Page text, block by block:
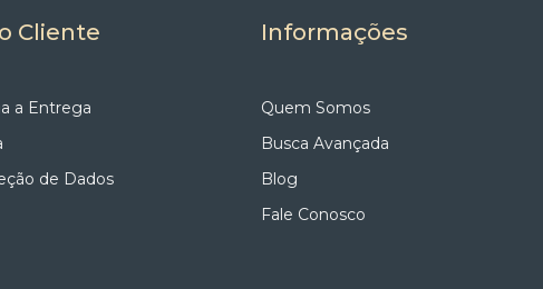
Cliente
a Entrega
de Dados
Informações
Quem Somos
Busca Avançada
Blog
Fale Conosco